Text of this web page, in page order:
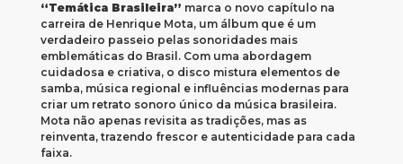
“Temática Brasileira” marca o novo capítulo na
carreira de Henrique Mota, um álbum que é um
verdadeiro passeio pelas sonoridades mais
emblemáticas do Brasil. Com uma abordagem
cuidadosa e criativa, o disco mistura elementos de
samba, música regional e influências modernas para
criar um retrato sonoro único da música brasileira.
Mota não apenas revisita as tradições, mas as
reinventa, trazendo frescor e autenticidade para cada
faixa.